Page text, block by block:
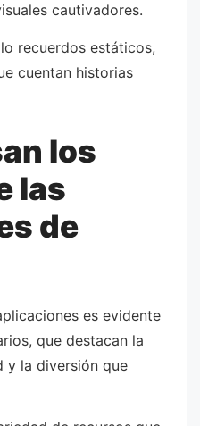
cautivadores.
recuerdos estáticos,
cuentan historias
los
las
de
es evidente
que destacan la
y la diversión que